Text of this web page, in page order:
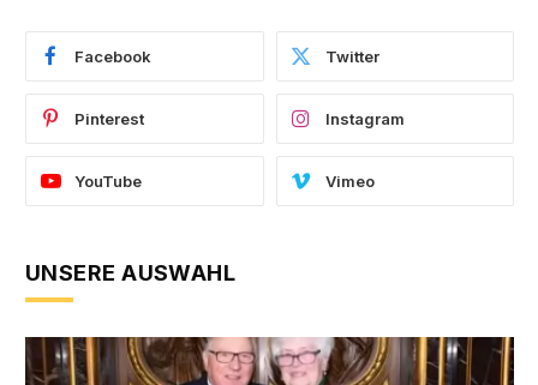
Facebook Twitter
Pinterest Instagram
YouTube Vimeo
UNSERE AUSWAHL